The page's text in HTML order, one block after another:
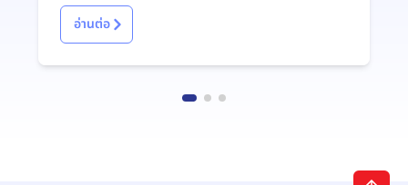
ร่วมงาน "Thank you party & Congratulations"
CHUBB Life Thailand ค่ะ งานนี้เราได้รับเกียรติขึ้นรับ
ยอดเยี่ยม พร้อมกันนี้ทีมงานของเรายังได้จัดเต็มนุ่งซิ่น
ห่มสไบ เข้าร่วมประกวดการแต่งกายในธีม ไทยประยุกต์
อ่านต่อ